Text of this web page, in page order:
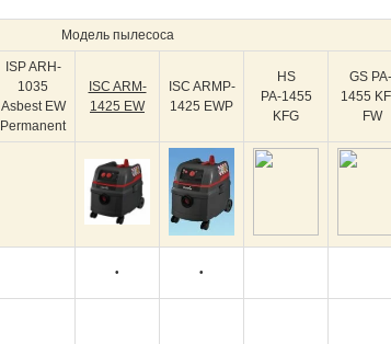
Модель пылесоса
ISP ARH-
1035
Asbest EW
Permanent
ISC ARM-
1425 EW
ISC ARMP-
1425 EWP
HS
РА-1455
KFG
GS PA-
1455
FW
• •